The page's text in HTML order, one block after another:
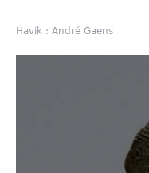
Havik : André Gaens